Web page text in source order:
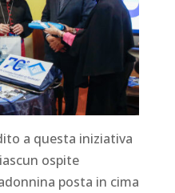
a questa iniziativa
ospite
posta in cima